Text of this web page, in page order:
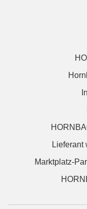
Lieferant
Marktplatz-